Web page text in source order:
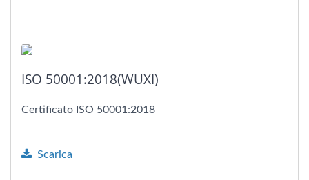
ISO 50001:2018(WUXI)
Certificato ISO 50001:2018
Scarica